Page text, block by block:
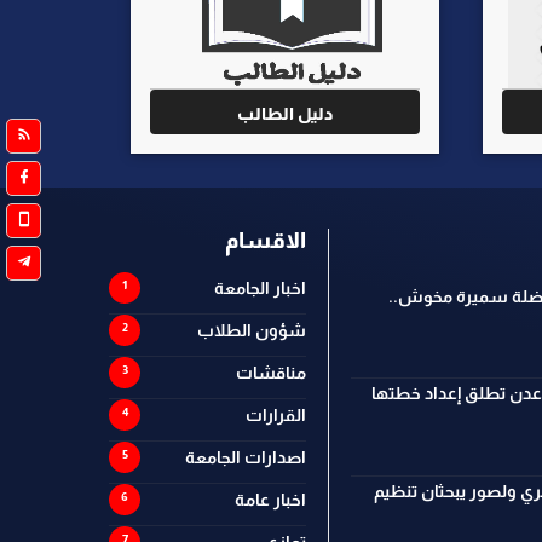
دليل الطالب
سميرة مخوش..
عدن تطلق إعداد خطتها
ولصور يبحثان تنظيم
الاقسام
اخبار الجامعة
شؤون الطلاب
مناقشات
القرارات
اصدارات الجامعة
اخبار عامة